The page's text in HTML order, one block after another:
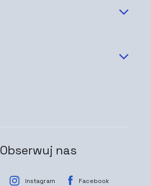
Obserwuj nas
Instagram Facebook